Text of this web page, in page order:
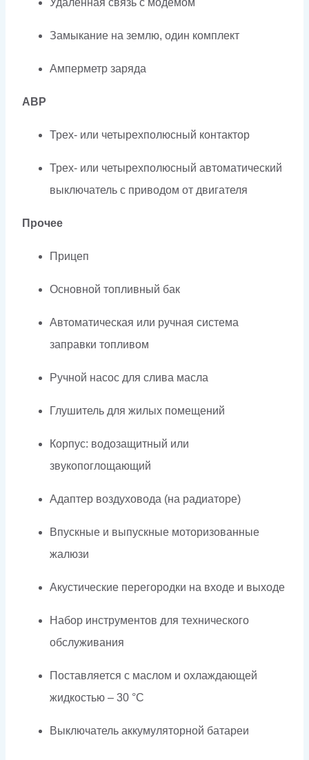
Замыкание на землю, один комплект
Амперметр заряда
АВР
Трех- или четырехполюсный контактор
Трех- или четырехполюсный автоматический
выключатель с приводом от двигателя
Прочее
Прицеп
Основной топливный бак
Автоматическая или ручная система
заправки топливом
Ручной насос для слива масла
Глушитель для жилых помещений
Корпус: водозащитный или
звукопоглощающий
Адаптер воздуховода (на радиаторе)
Впускные и выпускные моторизованные
жалюзи
Акустические перегородки на входе и выходе
Набор инструментов для технического
обслуживания
Поставляется с маслом и охлаждающей
жидкостью – 30 °C
Выключатель аккумуляторной батареи